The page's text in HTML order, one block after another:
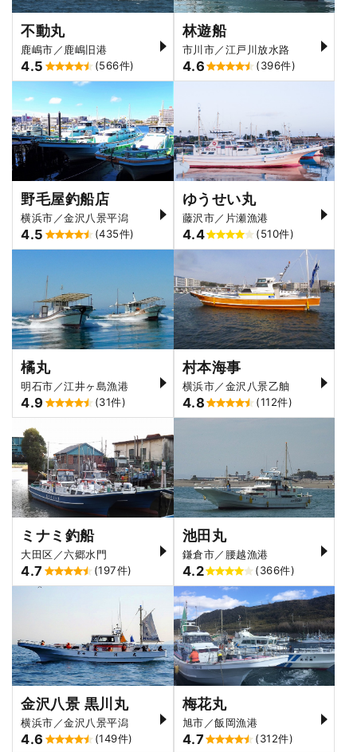
不動丸
鹿嶋市／鹿嶋旧港
4.5 (566件)
林遊船
市川市／江戸川放水路
4.6 (396件)
野毛屋釣船店
横浜市／金沢八景平潟
4.5 (435件)
ゆうせい丸
藤沢市／片瀬漁港
4.4 (510件)
橘丸
明石市／江井ヶ島漁港
4.9 (31件)
村本海事
横浜市／金沢八景乙舳
4.8 (112件)
ミナミ釣船
大田区／六郷水門
4.7 (197件)
池田丸
鎌倉市／腰越漁港
4.2 (366件)
金沢八景 黒川丸
横浜市／金沢八景平潟
4.6 (149件)
梅花丸
旭市／飯岡漁港
4.7 (312件)